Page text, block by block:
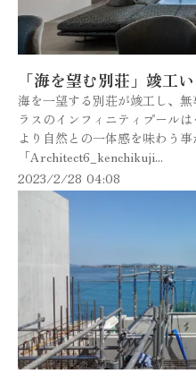
「海を望む別荘」竣工
海を一望する別荘が竣工し、
ラスのインフィニティプール
より自然との一体感を味わう事
「Architect6_kenchikuji...
2023/2/28 04:08